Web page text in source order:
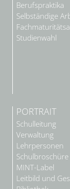
Berufspraktika
Selbständige
Studienwahl
PORTRAIT
Schulleitung
Verwaltung
Lehrpersonen
Schulbroschüre
MINT-Label
Leitbild und